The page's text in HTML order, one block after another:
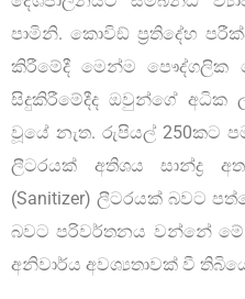
පාමිනි. කොවිඞ් ප්‍රතිදේහ
කිරීමේදී මෙන්ම පෞද්ගලික
සිදුකිරීමේදීද ඔවුන්ගේ අධික
වූයේ නැත. රුපියල් 250කට
ලීටරයක් අතිශය සාන්ද්‍ර
(Sanitizer) ලීටරයක් බවට
බවට පරිවර්තනය වන්නේ
අනිවාර්ය අවශ්‍යතාවක් වී